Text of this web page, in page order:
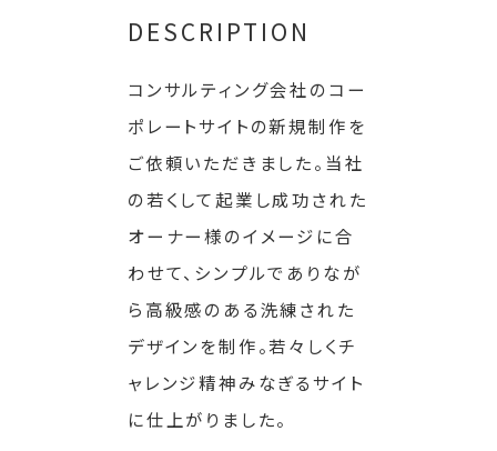
DESCRIPTION
コンサルティング会社のコー
ポレートサイトの新規制作を
ご依頼いただきました。当社
の若くして起業し成功された
オーナー様のイメージに合
わせて、シンプルでありなが
ら高級感のある洗練された
デザインを制作。若々しくチ
ャレンジ精神みなぎるサイト
に仕上がりました。